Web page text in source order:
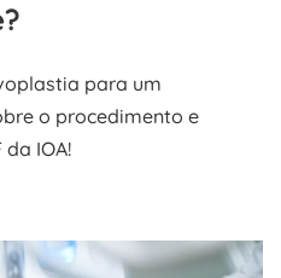
para um
o procedimento e
IOA!